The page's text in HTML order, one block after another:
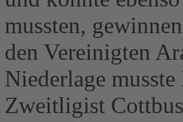
mussten,
den Vereinigten
Niederlage
Zweitligist